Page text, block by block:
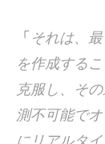
「それは、
を作成する
克服し、そ
測不可能で
にリアルタ